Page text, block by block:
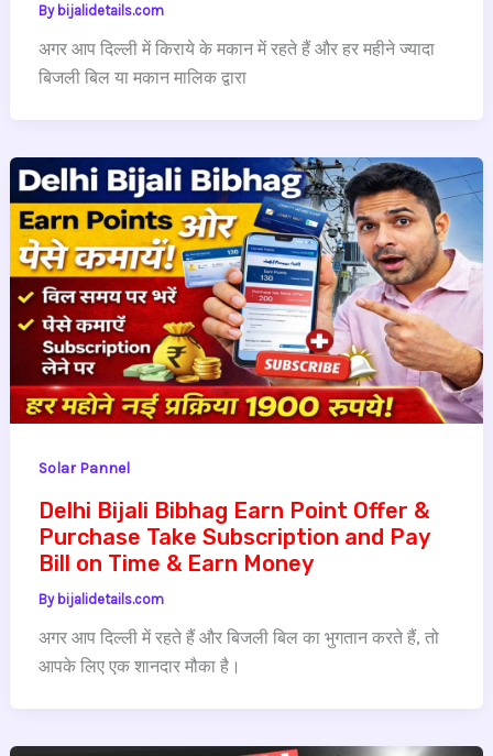
By bijalidetails.com
अगर आप दिल्ली में किराये के मकान में रहते हैं और हर महीने ज्यादा
बिजली बिल या मकान मालिक द्वारा
Solar Pannel
Delhi Bijali Bibhag Earn Point Offer &
Purchase Take Subscription and Pay
Bill on Time & Earn Money
By bijalidetails.com
अगर आप दिल्ली में रहते हैं और बिजली बिल का भुगतान करते हैं, तो
आपके लिए एक शानदार मौका है।